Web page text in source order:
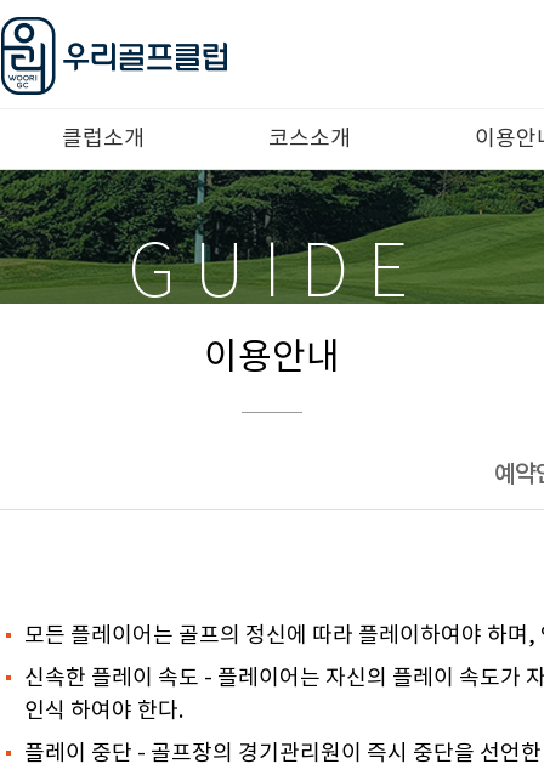
클럽소개
클럽안내
오시는길
코스소개
코스안내
코스공략도
이용안
예약안
이용요
이용수
이용안내
GUIDE
예약
모든 플레이어는 골프의 정신에 따라 플레이하여야 하
신속한 플레이 속도 - 플레이어는 자신의 플레이 속도가
인식 하여야 한다.
플레이 중단 - 골프장의 경기관리원이 즉시 중단을 선언